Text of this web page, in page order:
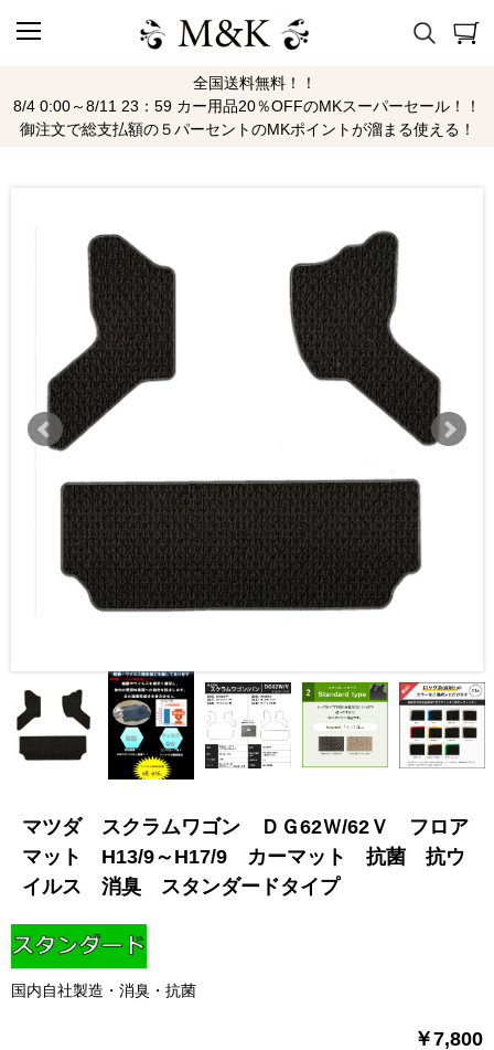
全国送料無料！！
8/4 0:00～8/11 23：59 カー用品20％OFFのMKスーパーセール！！
御注文で総支払額の５パーセントのMKポイントが溜まる使える！
マツダ スクラムワゴン ＤＧ62Ｗ/62Ｖ フロア
マット H13/9～H17/9 カーマット 抗菌 抗ウ
イルス 消臭 スタンダードタイプ
国内自社製造・消臭・抗菌
￥7,800